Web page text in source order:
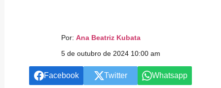
Por: Ana Beatriz Kubata
5 de outubro de 2024 10:00 am
Facebook Twitter Whatsapp